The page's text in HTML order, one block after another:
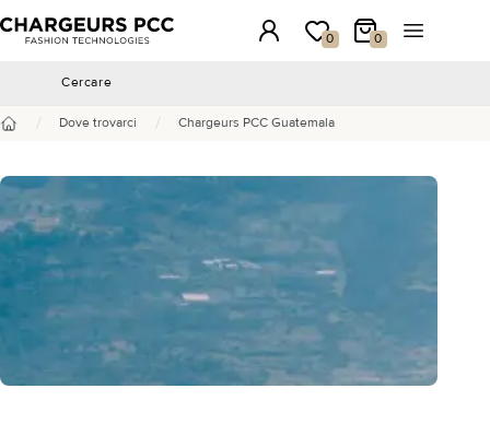
Chargeurs PCC Accesso0
La mia wishlist
0
Il mio carrello
Aprire il
Cercare
/ Dove trovarci / Chargeurs PCC Guatemala